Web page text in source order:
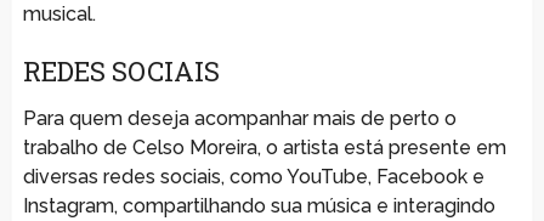
musical.
REDES SOCIAIS
Para quem deseja acompanhar mais de perto o
trabalho de Celso Moreira, o artista está presente em
diversas redes sociais, como YouTube, Facebook e
Instagram, compartilhando sua música e interagindo